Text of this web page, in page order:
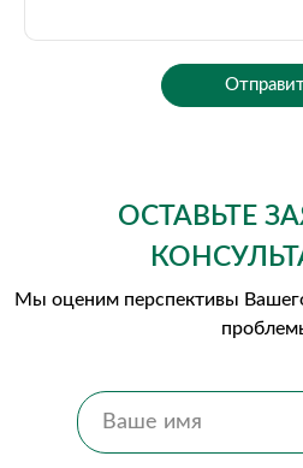
ОСТАВЬТЕ
Мы оценим перспективы